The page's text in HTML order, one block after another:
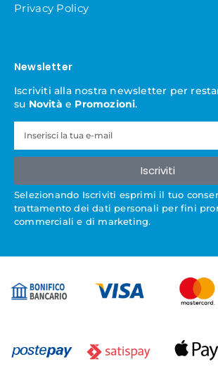
Privacy Policy
Newsletter
Iscriviti alla nostra newsletter per
su Novità e Promozioni.
Iscriviti
Selezionando Iscriviti esprimi il tuo
trattamento dei dati personali per fini
commerciali e di marketing.